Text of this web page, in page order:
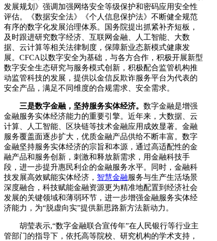
发展规划》强调加强网络安全等级保护和密码应用安全性
评估。《数据安全法》《个人信息保护法》不断健全规范
有序的数字化发展治理体系。国务院提出抓紧补齐短板，
及时跟进研究数字经济、互联网金融、人工智能、大数
据、云计算等相关法律制度，保障新业态新模式健康发
展。CFCA以数字安全为基础，与各方合作，积极开展新型
数字安全生态研究与服务模式创新，积极配合监管机构推
动监管科技的发展，提供以金信反欺诈服务平台为代表的
安全产品，满足不同维度的合规需求、安全需求。
三是数字金融，坚持服务实体经济。 数字金融是增强
金融服务实体经济能力的重要引擎。近年来，大数据、云
计算、人工智能、区块链等技术金融应用成效显著。金融
服务覆盖面逐步扩大，优质金融产品供给不断丰富。数字
金融坚持服务实体经济的宗旨和本源，通过高适配性的金
融产品和服务创新，刺激和释放新需求，用金融科技手
段，进一步提升惠民利企的金融服务水平。同时，金融科
技发展高效赋能实体经济， 智慧金融服务与生产生活场景
深度融合，科技赋能金融资源更为精准地配置到经济社会
发展的关键领域和薄弱环节，进一步增强金融服务实体经
济能力，为“脱虚向实”提供新思路新方法新动力。
胡莹表示,“数字金融联合宣传年”在人民银行等行业主
管部门的指导下，依托高等院校、研究机构的学术支持，